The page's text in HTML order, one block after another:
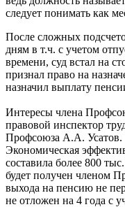
следует понимать как
После сложных
дням в т.ч. с учетом
времени, суд встал на
признал право на
назначил выплату
Интересы члена
правовой инспектор
Профсоюза А.А. Усатов.
Экономическая
составила более 800
будет получен членом
выхода на пенсию не
не отложен на 4 года с